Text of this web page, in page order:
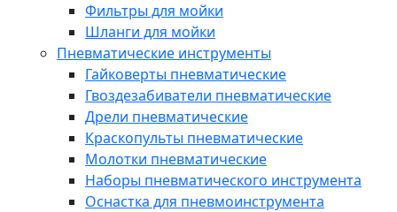
Фильтры для мойки
Шланги для мойки
Пневматические инструменты
Гайковерты пневматические
Гвоздезабиватели пневматические
Дрели пневматические
Краскопульты пневматические
Молотки пневматические
Наборы пневматического инструмента
Оснастка для пневмоинструмента